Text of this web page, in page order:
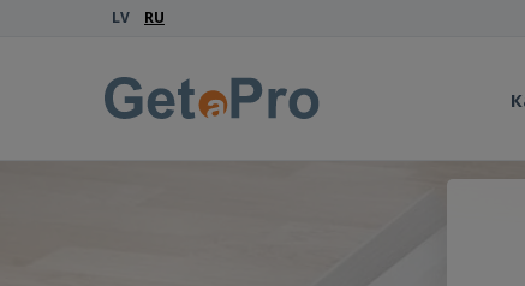
LV RU